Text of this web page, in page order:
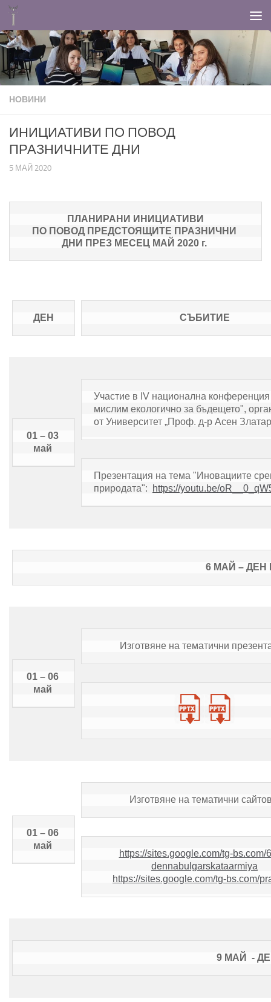
НОВИНИ
ИНИЦИАТИВИ ПО ПОВОД
ПРАЗНИЧНИТЕ ДНИ
5 МАЙ 2020
ПО ПОВОД ПРЕДСТОЯЩИТЕ ПРАЗНИЧНИ
ДНИ ПРЕЗ МЕСЕЦ МАЙ 2020 г.
ДЕН СЪБИТИЕ
01 – 03
май
Участие в IV национална
мислим екологично за бъдещето",
от Университет „Проф. д-р Асен
Презентация на тема "Иновациите
природата":
https://youtu.be/
6 МАЙ – ДЕН
01 – 06
май
Изготвяне на тематични
01 – 06
май
Изготвяне на тематични
https://sites.google.com/tg-bs.com/
dennabulgarskataarmiya
https://sites.google.com/tg-bs.com/
9 МАЙ  -